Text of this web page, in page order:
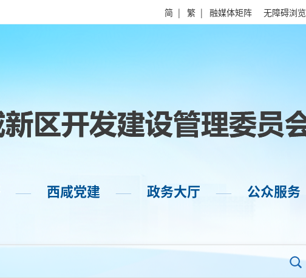
简 | 繁 | 融媒体矩阵 无障碍浏览
—— 西咸党建 —— 政务大厅 —— 公众服务